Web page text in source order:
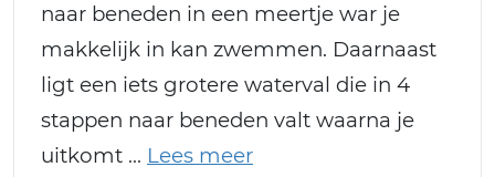
naar beneden in een meertje war je
makkelijk in kan zwemmen. Daarnaast
ligt een iets grotere waterval die in 4
stappen naar beneden valt waarna je
uitkomt